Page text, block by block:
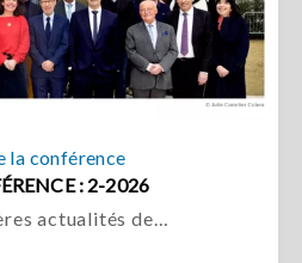
la conférence
: 2-2026
actualités de…